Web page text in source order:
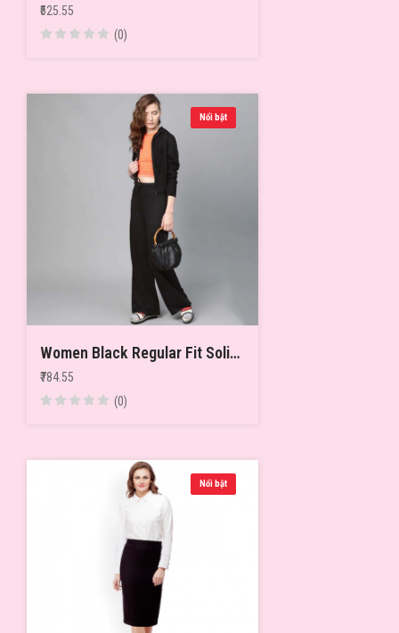
₹525.55
(0)
Nổi bật
Women Black Regular Fit Solid Wide Leg Track Pants
₹784.55
(0)
Nổi bật